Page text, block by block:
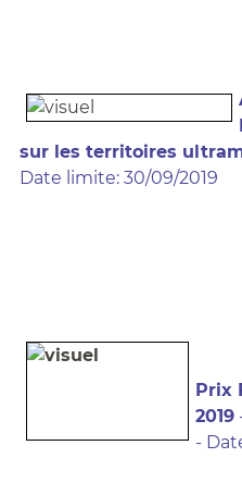
sur les territoires
Date limite: 30/09/2019
Prix
2019
-